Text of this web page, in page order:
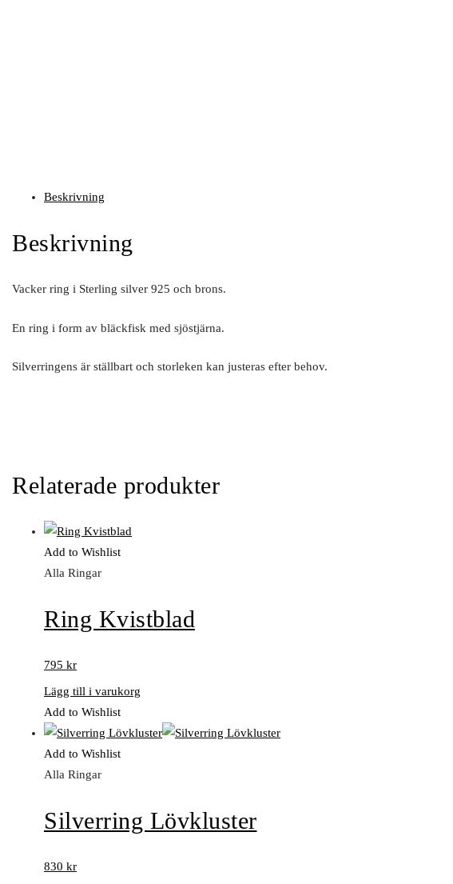
Beskrivning
Beskrivning
Vacker ring i Sterling silver 925 och brons.
En ring i form av bläckfisk med sjöstjärna.
Silverringens är ställbart och storleken kan justeras efter behov.
Relaterade produkter
Add to Wishlist
Alla Ringar
Ring Kvistblad
795 kr
Lägg till i varukorg
Add to Wishlist
Add to Wishlist
Alla Ringar
Silverring Lövkluster
830 kr